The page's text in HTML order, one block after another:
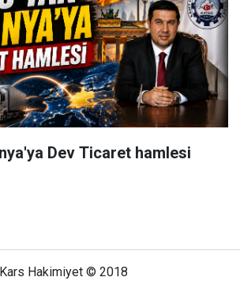
Dev Ticaret hamlesi
Kars Hakimiyet © 2018